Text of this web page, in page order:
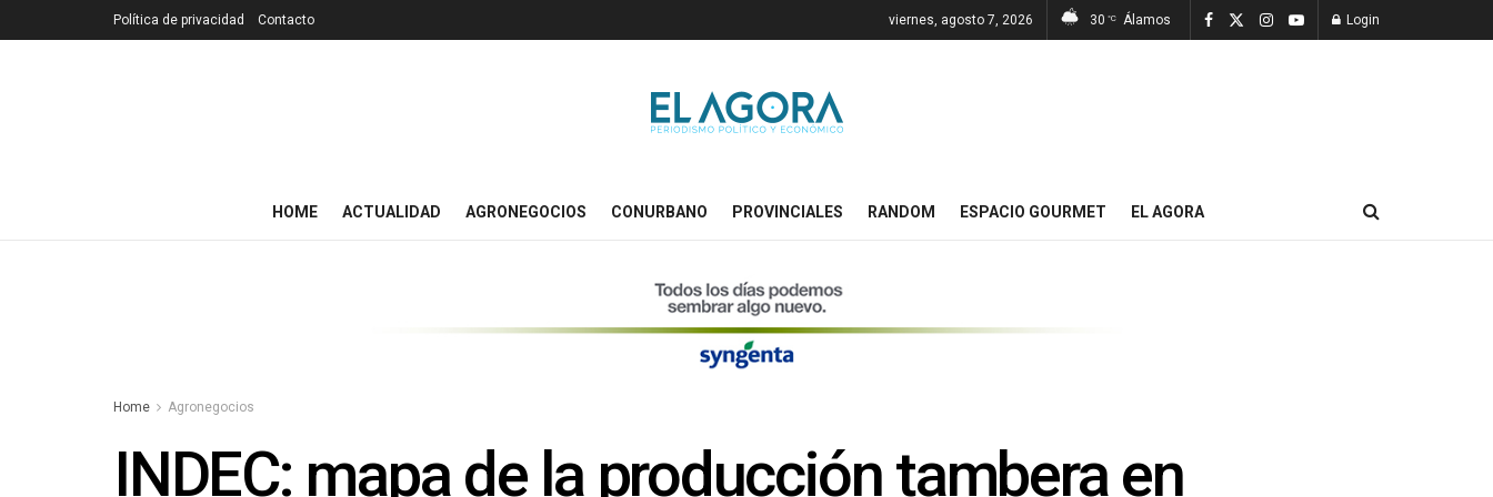
Política de privacidad Contacto viernes, agosto 7, 2026 30 °C Álamos Login
HOME ACTUALIDAD AGRONEGOCIOS CONURBANO PROVINCIALES RANDOM ESPACIO GOURMET EL AGORA
Home Agronegocios
INDEC: mapa de la producción tambera en